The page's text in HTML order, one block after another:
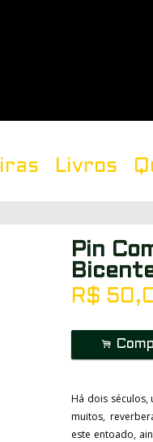
Livros
Pin
R$
.
Há dois
muitos,
este entoado,